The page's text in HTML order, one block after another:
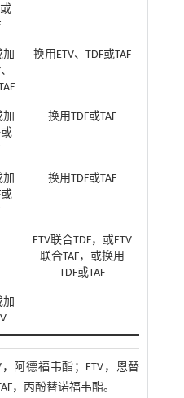
加
换用ETV、TDF或TAF
加
或
换用TDF或TAF
加
或
换用TDF或TAF
ETV联合TDF，或ETV
联合TAF，或换用
TDF或TAF
加
阿德福韦酯；ETV，恩替
，丙酚替诺福韦酯。